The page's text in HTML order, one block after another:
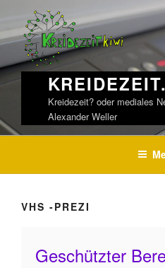
Inhalt
Kreidezeit? oder mediales
Alexander Weller
VHS -PREZI
Geschützter